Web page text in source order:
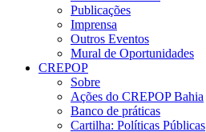
Publicações
Imprensa
Outros Eventos
Mural de Oportunidades
CREPOP
Sobre
Ações do CREPOP Bahia
Banco de práticas
Cartilha: Políticas Públicas